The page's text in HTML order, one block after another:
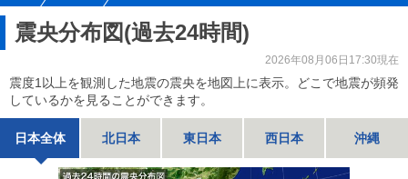
震央分布図(過去24時間)
2026年08月06日17:30現在
震度1以上を観測した地震の震央を地図上に表示。どこで地震が頻発
しているかを見ることができます。
日本全体 北日本 東日本 西日本 沖縄